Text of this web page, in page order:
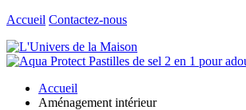
Accueil Contactez-nous
Accueil
Aménagement intérieur